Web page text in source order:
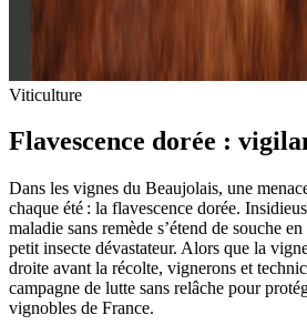
Viticulture
Flavescence dorée :
Dans les vignes du Beaujolais, une
chaque été : la flavescence dorée.
maladie sans remède s’étend de souche
petit insecte dévastateur. Alors que la
droite avant la récolte, vignerons et
campagne de lutte sans relâche pour
vignobles de France.